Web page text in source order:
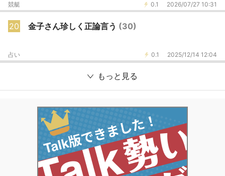
0.1 2026/07/27 10:31
競艇
20 金子さん珍しく正論言う (30)
0.1 2025/12/14 12:04
占い
もっと見る